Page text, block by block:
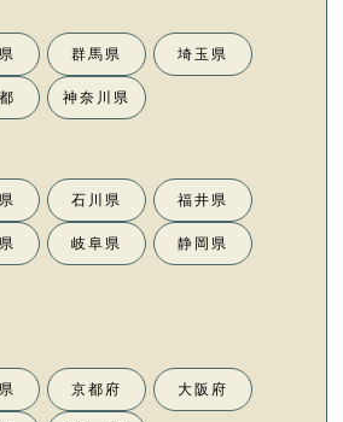
群馬県 埼玉県
神奈川県
石川県 福井県
岐阜県 静岡県
京都府 大阪府